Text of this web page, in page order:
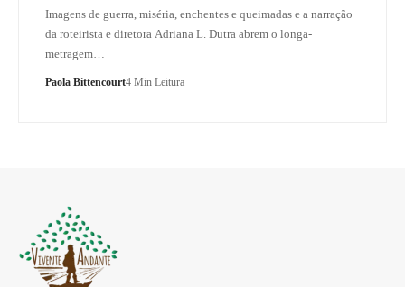
Imagens de guerra, miséria, enchentes e queimadas e a narração
da roteirista e diretora Adriana L. Dutra abrem o longa-
metragem…
Paola Bittencourt4 Min Leitura